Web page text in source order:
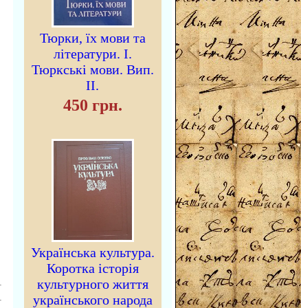
Тюрки, їх мови та
літератури. I.
Тюркські мови. Вип.
II.
450 грн.
Українська культура.
Коротка історія
культурного життя
українського народа